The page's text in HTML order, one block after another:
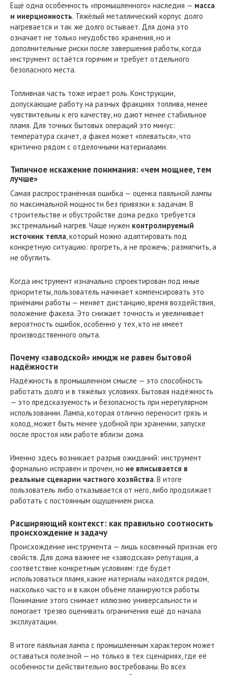
Ещё одна особенность «промышленного» наследия — масса
и инерционность. Тяжёлый металлический корпус долго
нагревается и так же долго остывает. Для дома это
означает не только неудобство хранения, но и
дополнительные риски после завершения работы, когда
инструмент остаётся горячим и требует отдельного
безопасного места.
Топливная часть тоже играет роль. Конструкции,
допускающие работу на разных фракциях топлива, менее
чувствительны к его качеству, но дают менее стабильное
пламя. Для точных бытовых операций это минус:
температура скачет, а факел может «плеваться», что
критично рядом с отделочными материалами.
Типичное искажение понимания: «чем мощнее, тем
лучше»
Самая распространённая ошибка — оценка паяльной лампы
по максимальной мощности без привязки к задачам. В
строительстве и обустройстве дома редко требуется
экстремальный нагрев. Чаще нужен контролируемый
источник тепла , который можно адаптировать под
конкретную ситуацию: прогреть, а не прожечь; размягчить, а
не обуглить.
Когда инструмент изначально спроектирован под иные
приоритеты, пользователь начинает компенсировать это
приёмами работы — меняет дистанцию, время воздействия,
положение факела. Это снижает точность и увеличивает
вероятность ошибок, особенно у тех, кто не имеет
производственного опыта.
Почему «заводской» имидж не равен бытовой
надёжности
Надёжность в промышленном смысле — это способность
работать долго и в тяжёлых условиях. Бытовая надёжность
— это предсказуемость и безопасность при нерегулярном
использовании. Лампа, которая отлично переносит грязь и
холод, может быть менее удобной при хранении, запуске
после простоя или работе вблизи дома.
Именно здесь возникает разрыв ожиданий: инструмент
формально исправен и прочен, но не вписывается в
реальные сценарии частного хозяйства. В итоге
пользователь либо отказывается от него, либо продолжает
работать с постоянным ощущением риска.
Расширяющий контекст: как правильно соотносить
происхождение и задачу
Происхождение инструмента — лишь косвенный признак его
свойств. Для дома важнее не «заводская» репутация, а
соответствие конкретным условиям: где будет
использоваться пламя, какие материалы находятся рядом,
насколько часто и в каком объёме планируются работы.
Понимание этого снимает иллюзию универсальности и
помогает трезво оценивать ограничения ещё до начала
эксплуатации.
В итоге паяльная лампа с промышленным характером может
оставаться полезной — но только в тех сценариях, где её
особенности действительно востребованы. Во всех